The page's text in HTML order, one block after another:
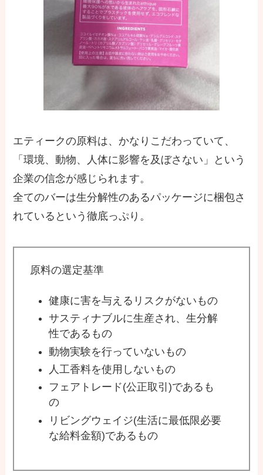
エティークの原料は、かなりこだわっていて、
「環境、動物、人体に影響を及ぼさない」という
企業の信念が感じられます。
全てのバーは生分解性のあるパッケージに梱包さ
れているという徹底っぷり。
原料の選定基準
健康に害を与えるリスクがないもの
サスティナブルに生産され、生分解
性であるもの
動物実験を行っていないもの
人工香料を使用しないもの
フェアトレード(公正取引)であるも
の
リビングウェイジ(生活に最低限必要
な給料金額)であるもの